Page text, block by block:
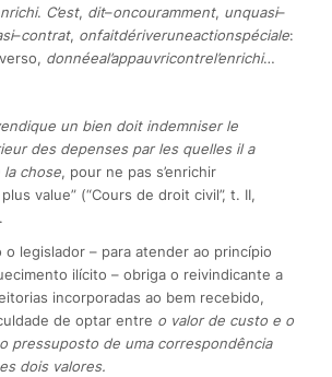
. C’est, dit–oncouramment, unquasi–
–contrat, onfaitdériveruneactionspéciale:
donnéeal’appauvricontrel’enrichi…
un bien doit indemniser le
des depenses par les quelles il a
la chose, pour ne pas s’enrichir
value” (“Cours de droit civil”, t. II,
o legislador – para atender ao princípio
ilícito – obriga o reivindicante a
incorporadas ao bem recebido,
de optar entre o valor de custo e o
pressuposto de uma correspondência
dois valores.